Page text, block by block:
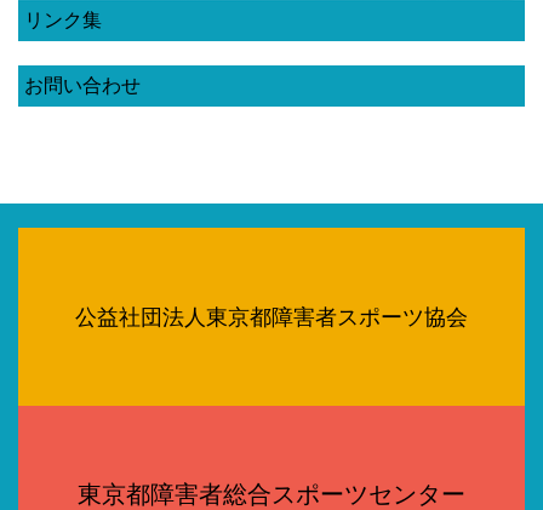
リンク集
お問い合わせ
公益社団法人東京都障害者スポーツ協会
東京都障害者総合スポーツセンター